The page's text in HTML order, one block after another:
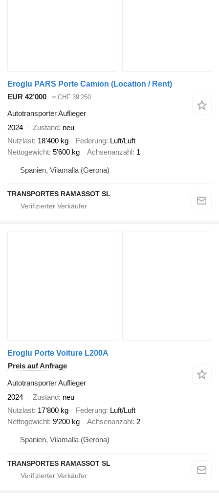
Eroglu PARS Porte Camion (Location / Rent)
EUR 42’000
≈ CHF 39’250
Autotransporter Auflieger
2024
Zustand neu
Nutzlast 18’400 kg Federung Luft/Luft
Nettogewicht 5’600 kg Achsenanzahl 1
Spanien, Vilamalla (Gerona)
TRANSPORTES RAMASSOT SL
Eroglu Porte Voiture L200A
Preis auf Anfrage
Autotransporter Auflieger
2024
Zustand neu
Nutzlast 17’800 kg Federung Luft/Luft
Nettogewicht 9’200 kg Achsenanzahl 2
Spanien, Vilamalla (Gerona)
TRANSPORTES RAMASSOT SL